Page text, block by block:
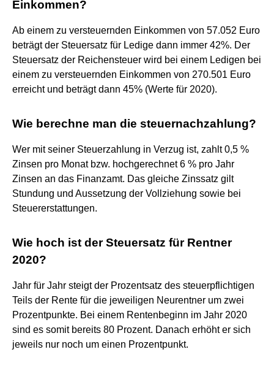
Einkommen?
Ab einem zu versteuernden Einkommen von 57.052 Euro
beträgt der Steuersatz für Ledige dann immer 42%. Der
Steuersatz der Reichensteuer wird bei einem Ledigen bei
einem zu versteuernden Einkommen von 270.501 Euro
erreicht und beträgt dann 45% (Werte für 2020).
Wie berechne man die steuernachzahlung?
Wer mit seiner Steuerzahlung in Verzug ist, zahlt 0,5 %
Zinsen pro Monat bzw. hochgerechnet 6 % pro Jahr
Zinsen an das Finanzamt. Das gleiche Zinssatz gilt
Stundung und Aussetzung der Vollziehung sowie bei
Steuererstattungen.
Wie hoch ist der Steuersatz für Rentner
2020?
Jahr für Jahr steigt der Prozentsatz des steuerpflichtigen
Teils der Rente für die jeweiligen Neurentner um zwei
Prozentpunkte. Bei einem Rentenbeginn im Jahr 2020
sind es somit bereits 80 Prozent. Danach erhöht er sich
jeweils nur noch um einen Prozentpunkt.